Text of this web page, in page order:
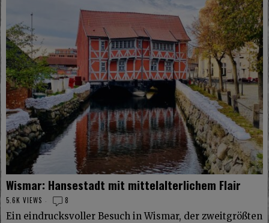
Wismar: Hansestadt mit mittelalterlichem Flair
5.6K VIEWS 8
Ein eindrucksvoller Besuch in Wismar, der zweitgrößten